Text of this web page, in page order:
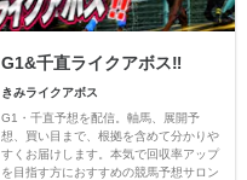
G1&千直ライクアボス‼️
きみライクアボス
G1・千直予想を配信。軸馬、展開予
想、買い目まで、根拠を含めて分かりや
すくお届けします。本気で回収率アップ
を目指す方におすすめの競馬予想サロン